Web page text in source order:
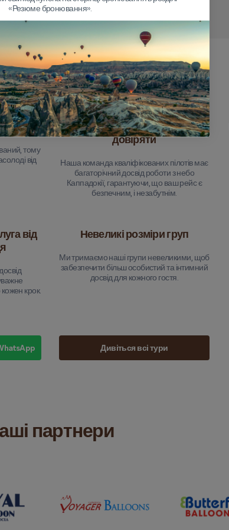
обирати нас?
туру
тому
від
Досвідчені пілоти, яким можна
довіряти
Наша команда кваліфікованих пілотів має
багаторічний досвід роботи з небо
Каппадокії, гарантуючи, що ваш рейс є
безпечним, і незабутнім.
від
крок.
Невеликі розміри груп
Ми тримаємо наші групи невеликими, щоб
забезпечити більш особистий та інтимний
досвід для кожного гостя.
Дивіться всі тури
партнери
«Резюме бронювання».